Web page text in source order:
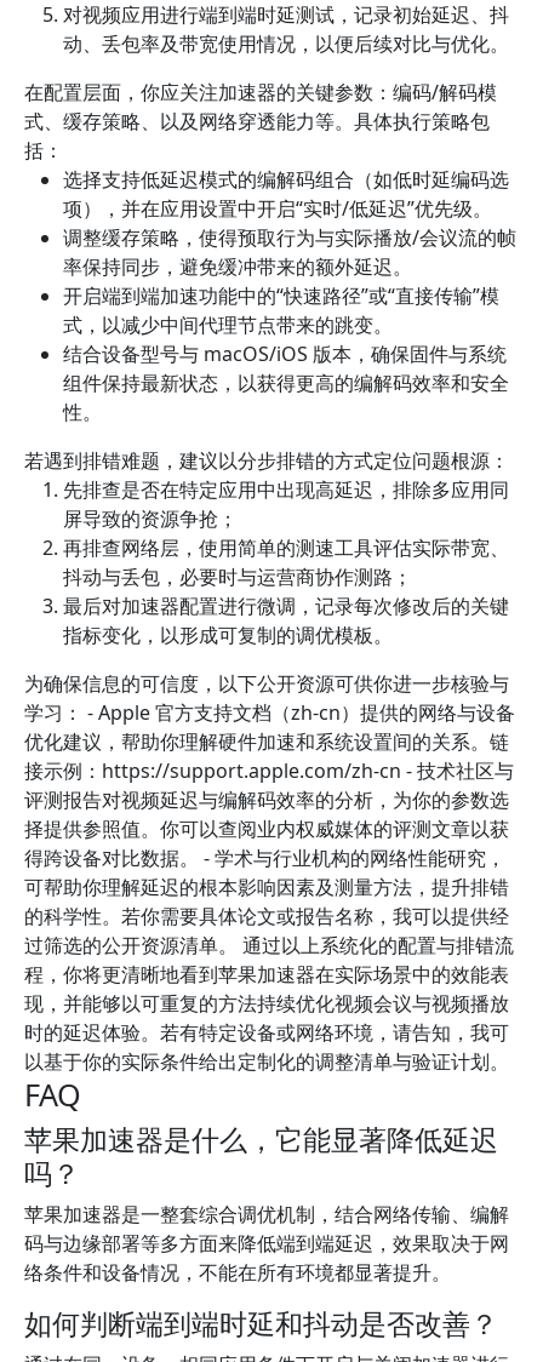
对视频应用进行端到端时延测试，记录初始延迟、抖
动、丢包率及带宽使用情况，以便后续对比与优化。
在配置层面，你应关注加速器的关键参数：编码/解码模
式、缓存策略、以及网络穿透能力等。具体执行策略包
括：
选择支持低延迟模式的编解码组合（如低时延编码选
项），并在应用设置中开启“实时/低延迟”优先级。
调整缓存策略，使得预取行为与实际播放/会议流的帧
率保持同步，避免缓冲带来的额外延迟。
开启端到端加速功能中的“快速路径”或“直接传输”模
式，以减少中间代理节点带来的跳变。
结合设备型号与 macOS/iOS 版本，确保固件与系统
组件保持最新状态，以获得更高的编解码效率和安全
性。
若遇到排错难题，建议以分步排错的方式定位问题根源：
先排查是否在特定应用中出现高延迟，排除多应用同
屏导致的资源争抢；
再排查网络层，使用简单的测速工具评估实际带宽、
抖动与丢包，必要时与运营商协作测路；
最后对加速器配置进行微调，记录每次修改后的关键
指标变化，以形成可复制的调优模板。
为确保信息的可信度，以下公开资源可供你进一步核验与
学习： - Apple 官方支持文档（zh-cn）提供的网络与设备
优化建议，帮助你理解硬件加速和系统设置间的关系。链
接示例：https://support.apple.com/zh-cn - 技术社区与
评测报告对视频延迟与编解码效率的分析，为你的参数选
择提供参照值。你可以查阅业内权威媒体的评测文章以获
得跨设备对比数据。 - 学术与行业机构的网络性能研究，
可帮助你理解延迟的根本影响因素及测量方法，提升排错
的科学性。若你需要具体论文或报告名称，我可以提供经
过筛选的公开资源清单。 通过以上系统化的配置与排错流
程，你将更清晰地看到苹果加速器在实际场景中的效能表
现，并能够以可重复的方法持续优化视频会议与视频播放
时的延迟体验。若有特定设备或网络环境，请告知，我可
以基于你的实际条件给出定制化的调整清单与验证计划。
FAQ
苹果加速器是什么，它能显著降低延迟
吗？
苹果加速器是一整套综合调优机制，结合网络传输、编解
码与边缘部署等多方面来降低端到端延迟，效果取决于网
络条件和设备情况，不能在所有环境都显著提升。
如何判断端到端时延和抖动是否改善？